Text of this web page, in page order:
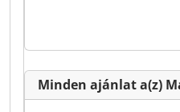
Minden ajánlat a(z)